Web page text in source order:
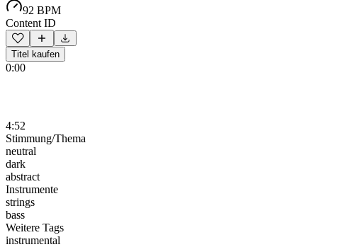
92 BPM
Content ID
Titel kaufen
0:00
4:52
Stimmung/Thema
neutral
dark
abstract
Instrumente
strings
bass
Weitere Tags
instrumental